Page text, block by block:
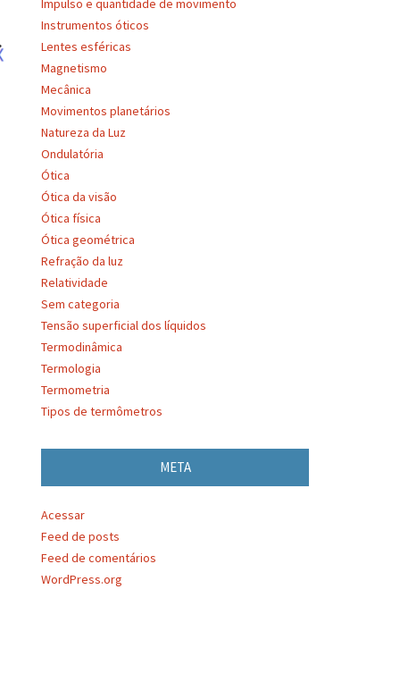
Impulso e quantidade de movimento
Instrumentos óticos
Lentes esféricas
Magnetismo
Mecânica
Movimentos planetários
Natureza da Luz
Ondulatória
Ótica
Ótica da visão
Ótica física
Ótica geométrica
Refração da luz
Relatividade
Sem categoria
Tensão superficial dos líquidos
Termodinâmica
Termologia
Termometria
Tipos de termômetros
META
Acessar
Feed de posts
Feed de comentários
WordPress.org